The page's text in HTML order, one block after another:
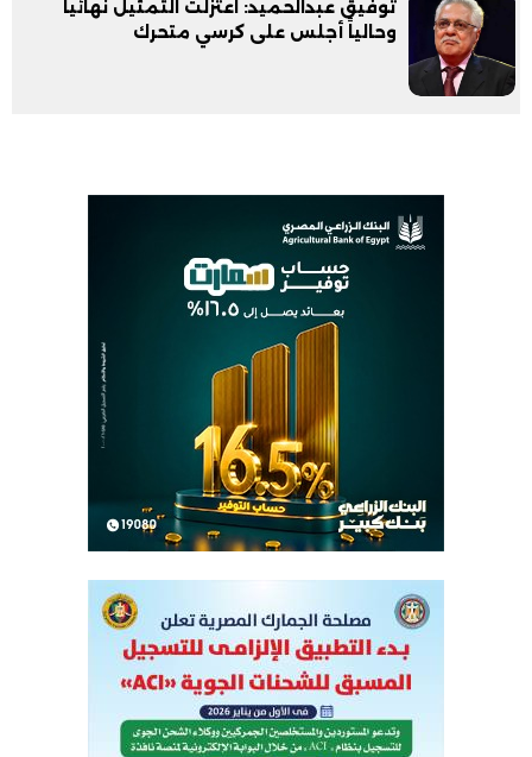
توفيق عبدالحميد: اعتزلت التمثيل نهائيا
وحالياً أجلس على كرسي متحرك